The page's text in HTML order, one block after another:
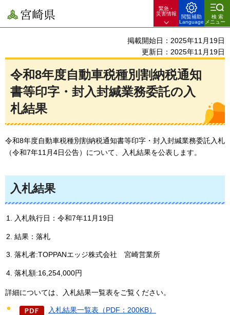
宮崎県
緊急・
災害情報
閲覧補助
Language
検索
メニュー
掲載開始日：2025年11月19日
更新日：2025年11月19日
令和8年度自動車税種別割納税通知
書等印字・封入封緘業務委託の入
札結果
令和8年度自動車税種別割納税通知書等印字・封入封緘業務委託入札
（令和7年11月4日公告）について、入札結果を公表します。
入札結果
入札執行日：令和7年11月19日
結果：落札
落札者:TOPPANエッジ株式会社 宮崎営業所
落札額:16,254,000円
詳細については、入札結果一覧表をご覧ください。
入札結果一覧表（PDF：200KB）